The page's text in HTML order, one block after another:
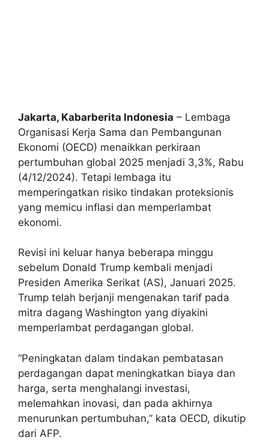
Jakarta, Kabarberita Indonesia – Lembaga
Organisasi Kerja Sama dan Pembangunan
Ekonomi (OECD) menaikkan perkiraan
pertumbuhan global 2025 menjadi 3,3%, Rabu
(4/12/2024). Tetapi lembaga itu
memperingatkan risiko tindakan proteksionis
yang memicu inflasi dan memperlambat
ekonomi.
Revisi ini keluar hanya beberapa minggu
sebelum Donald Trump kembali menjadi
Presiden Amerika Serikat (AS), Januari 2025.
Trump telah berjanji mengenakan tarif pada
mitra dagang Washington yang diyakini
memperlambat perdagangan global.
“Peningkatan dalam tindakan pembatasan
perdagangan dapat meningkatkan biaya dan
harga, serta menghalangi investasi,
melemahkan inovasi, dan pada akhirnya
menurunkan pertumbuhan,” kata OECD, dikutip
dari AFP.